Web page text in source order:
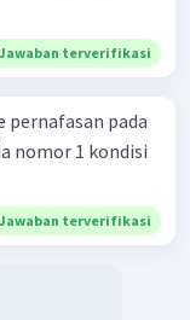
Jawaban terverifikasi
nomor 1 kondisi
Jawaban terverifikasi